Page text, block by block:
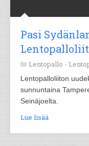
Pasi
Lentopallo -
Lentopalloliiton
sunnuntaina
Seinäjoelta.
Lue lisää